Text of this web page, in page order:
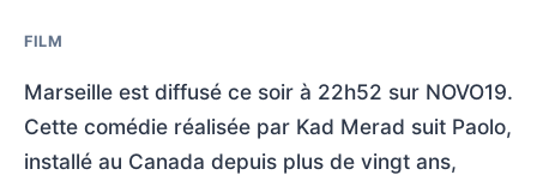
FILM
Marseille est diffusé ce soir à 22h52 sur NOVO19.
Cette comédie réalisée par Kad Merad suit Paolo,
installé au Canada depuis plus de vingt ans,